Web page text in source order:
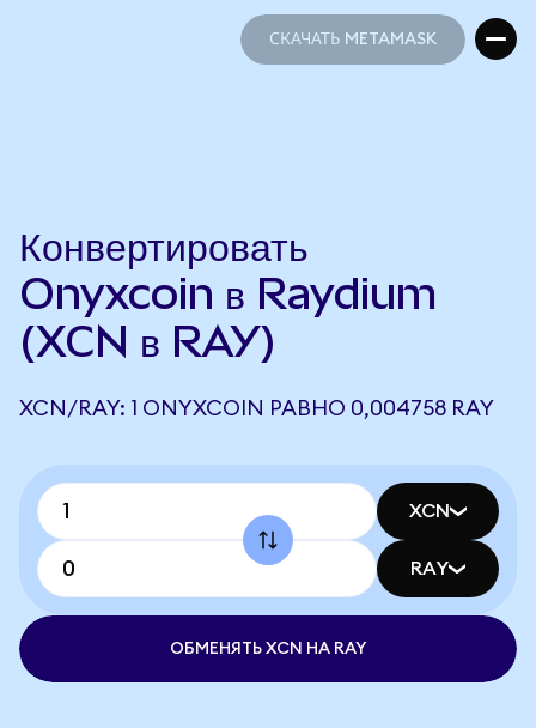
СКАЧАТЬ METAMASK
Конвертировать
Onyxcoin в Raydium
(XCN в RAY)
XCN/RAY: 1 ONYXCOIN РАВНО 0,004758 RAY
XCN
RAY
ОБМЕНЯТЬ XCN НА RAY